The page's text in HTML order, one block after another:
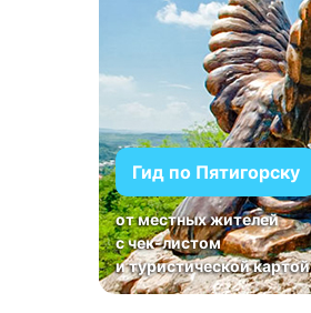
Гид по Пятигорску
от местных жителей
с чек-листом
и туристической картой